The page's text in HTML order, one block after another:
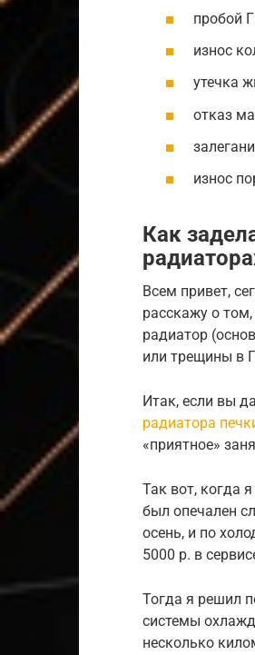
пробой
износ
утечка
отказ
износ
Как
Всем привет,
расскажу о
радиатор
или трещины в
Итак, если вы
радиатора
«приятное»
Так вот, когда
был опечален
осень, и по
5000 р. в
Тогда я решил
системы
несколько